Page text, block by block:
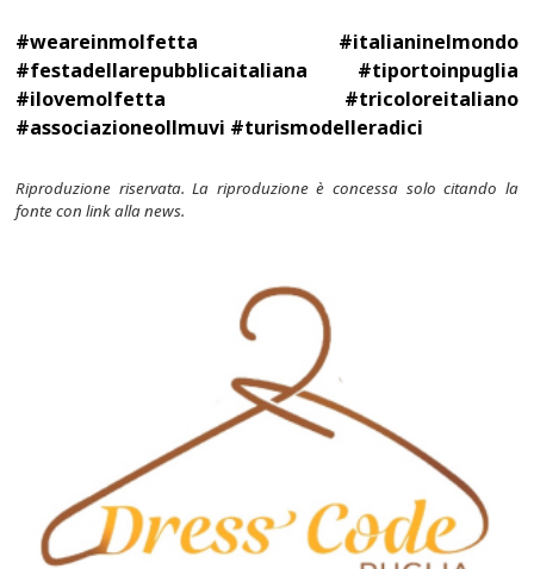
#weareinmolfetta #italianinelmondo
#festadellarepubblicaitaliana #tiportoinpuglia
#ilovemolfetta #tricoloreitaliano
#associazioneollmuvi #turismodelleradici
Riproduzione riservata. La riproduzione è concessa solo citando la
fonte con link alla news.